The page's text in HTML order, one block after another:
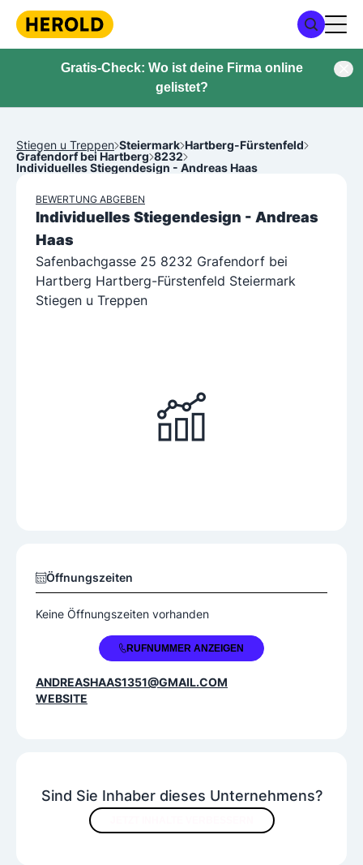
Gratis-Check: Wo ist deine Firma online
gelistet?
Stiegen u Treppen Steiermark Hartberg-Fürstenfeld
Grafendorf bei Hartberg 8232
Individuelles Stiegendesign - Andreas Haas
BEWERTUNG ABGEBEN
Individuelles Stiegendesign - Andreas
Haas
Safenbachgasse 25 8232 Grafendorf bei
Hartberg Hartberg-Fürstenfeld Steiermark
Stiegen u Treppen
Sind Sie Inhaber dieses Unternehmens?
Öffnungszeiten
Keine Öffnungszeiten vorhanden
+43 664 4314917RUFNUMMER ANZEIGEN
ANDREASHAAS1351@GMAIL.COM
WEBSITE